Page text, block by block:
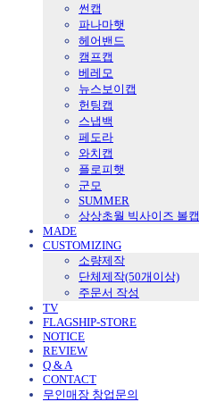
썬캡
파나마햇
헤어밴드
캠프캡
베레모
뉴스보이캡
헌팅캡
스냅백
페도라
와치캡
플로피햇
군모
SUMMER
상상초월 빅사이즈 볼캡
MADE
CUSTOMIZING
소량제작
단체제작(50개이상)
주문서 작성
TV
FLAGSHIP-STORE
NOTICE
REVIEW
Q & A
CONTACT
무인매장 창업문의